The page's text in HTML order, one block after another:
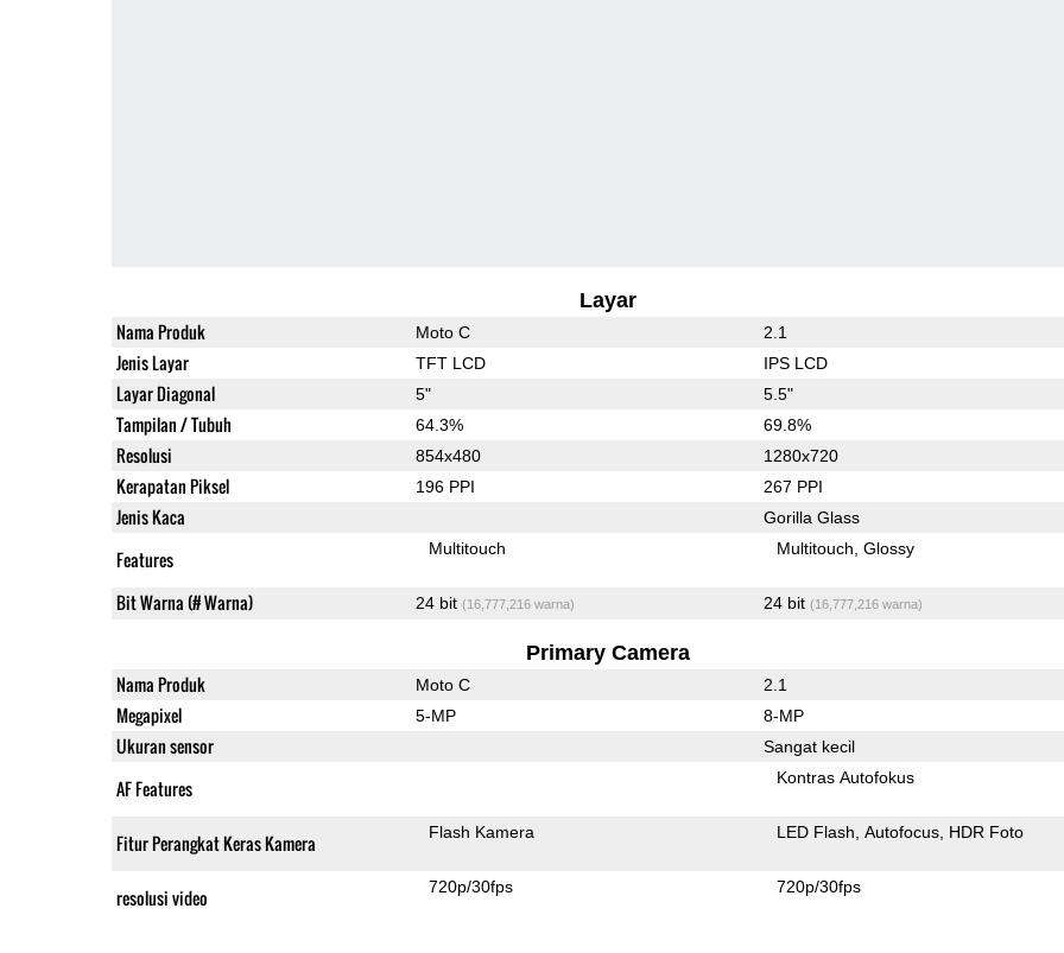
Layar
Nama Produk Moto C 2.1
Jenis Layar TFT LCD IPS LCD
Layar Diagonal 5" 5.5"
Tampilan / Tubuh 64.3% 69.8%
Resolusi 854x480 1280x720
Kerapatan Piksel 196 PPI 267 PPI
Jenis Kaca Gorilla Glass
Features Multitouch Multitouch Glossy
Bit Warna (# Warna) 24 bit (16,777,216 warna) 24 bit (16,777,216 warna)
Primary Camera
Nama Produk Moto C 2.1
Megapixel 5-MP 8-MP
Ukuran sensor Sangat kecil
AF Features Kontras Autofokus
Fitur Perangkat Keras Kamera Flash Kamera LED Flash Autofocus HDR Foto
resolusi video 720p/30fps 720p/30fps